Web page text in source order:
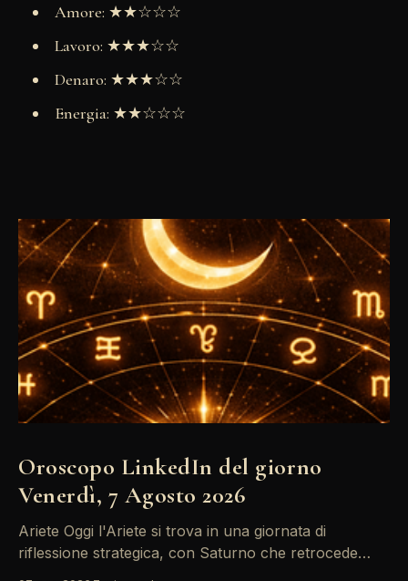
Amore: ★★☆☆☆
Lavoro: ★★★☆☆
Denaro: ★★★☆☆
Energia: ★★☆☆☆
Oroscopo LinkedIn del giorno
Venerdì, 7 Agosto 2026
Ariete Oggi l'Ariete si trova in una giornata di
riflessione strategica, con Saturno che retrocede